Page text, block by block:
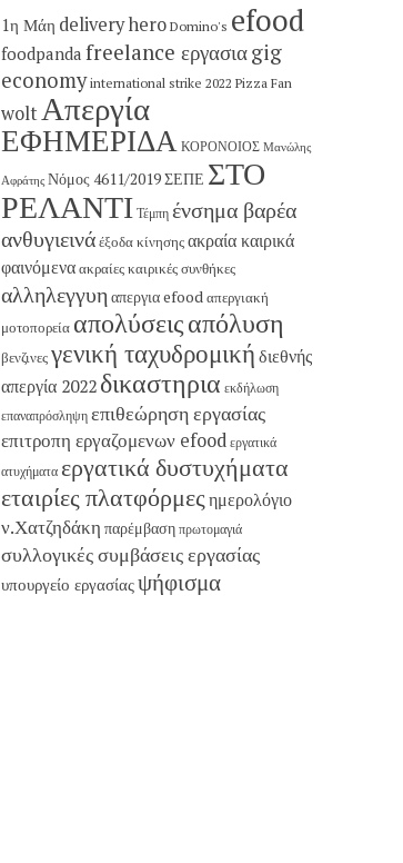
1η Μάη delivery hero Domino's efood
foodpanda freelance εργασιαgig
economy international strike 2022 Pizza Fan
woltΑπεργία
ΕΦΗΜΕΡΙΔΑ ΚΟΡΟΝΟΙΟΣ Μανώλης
Αφράτης Νόμος 4611/2019ΣΕΠΕ ΣΤΟ
ΡΕΛΑΝΤΙ Τέμπη ένσημα βαρέα
ανθυγιεινάέξοδα κίνησηςακραία καιρικά
φαινόμεναακραίες καιρικές συνθήκες
αλληλεγγυη απεργια efoodαπεργιακή
μοτοπορεία απολύσειςαπόλυση
βενζινεςγενική ταχυδρομική διεθνής
απεργία 2022 δικαστηρια εκδήλωση
επαναπρόσληψη επιθεώρηση εργασίας
επιτροπη εργαζομενων efood εργατικά
ατυχήματα εργατικά δυστυχήματα
εταιρίες πλατφόρμες ημερολόγιο
ν.Χατζηδάκη παρέμβαση πρωτομαγιά
συλλογικές συμβάσεις εργασίας
υπουργείο εργασίαςψήφισμα